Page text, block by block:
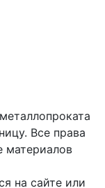
Все права
материалов
на сайте или